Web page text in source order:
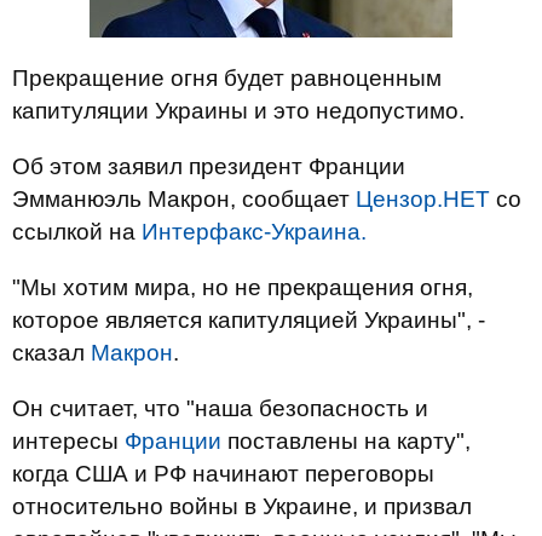
Прекращение огня будет равноценным
капитуляции Украины и это недопустимо.
Об этом заявил президент Франции
Эмманюэль Макрон, сообщает Цензор.НЕТ со
ссылкой на Интерфакс-Украина.
"Мы хотим мира, но не прекращения огня,
которое является капитуляцией Украины", -
сказал Макрон.
Он считает, что "наша безопасность и
интересы Франции поставлены на карту",
когда США и РФ начинают переговоры
относительно войны в Украине, и призвал